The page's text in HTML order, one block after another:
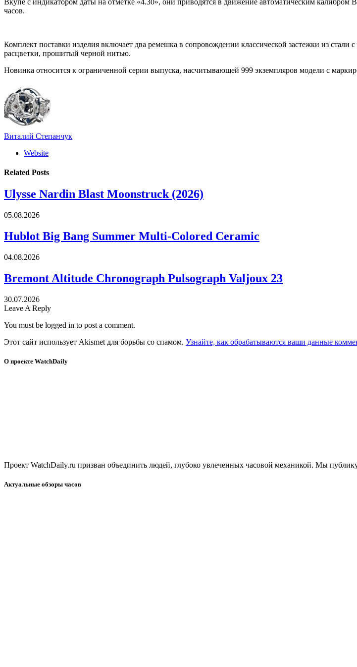
часов.
Комплект поставки изделия включает два ремешка в сопровождении классической застежки из
расцветки, прошитый черной нитью.
Новинка относится к ограниченной серии выпуска, насчитывающей 999 экземпляров модели с
Виталий Степанчук
Website
Related Posts
Ulysse Nardin Blast Moonstruck (2026)
05.08.2026
Hublot Big Bang Summer Multi-Colored Ceramic
04.08.2026
Bremont Altitude Chronograph Pulsograph Valjoux 23
30.07.2026
Leave A Reply
You must be logged in to post a comment.
Этот сайт использует Akismet для борьбы со спамом. Узнайте, как обрабатываются ваши данные
О проекте WatchDaily
Проект WatchDaily.ru призван объединить людей, глубоко увлеченных часовой механикой. Мы
Актуальные обзоры часов